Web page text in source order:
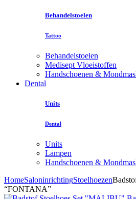
Behandelstoelen
Tattoo
Behandelstoelen
Medisept Vloeistoffen
Handschoenen &
Dental
Units
Dental
Units
Lampen
Handschoenen &
HomeSaloninrichtingStoelhoezen
“FONTANA”